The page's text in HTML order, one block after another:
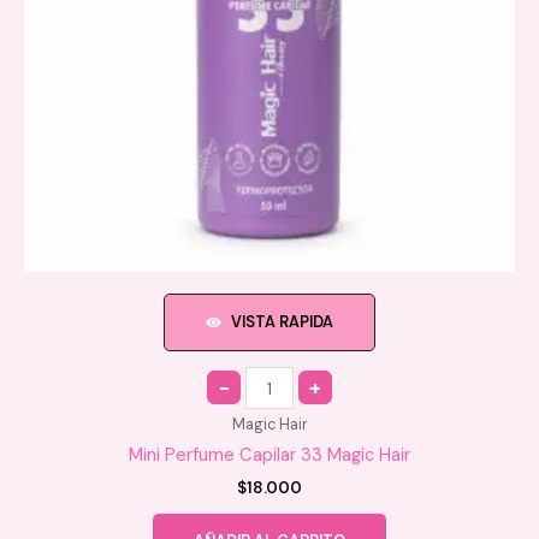
VISTA RAPIDA
Quantity
Magic Hair
Mini Perfume Capilar 33 Magic Hair
$18.000